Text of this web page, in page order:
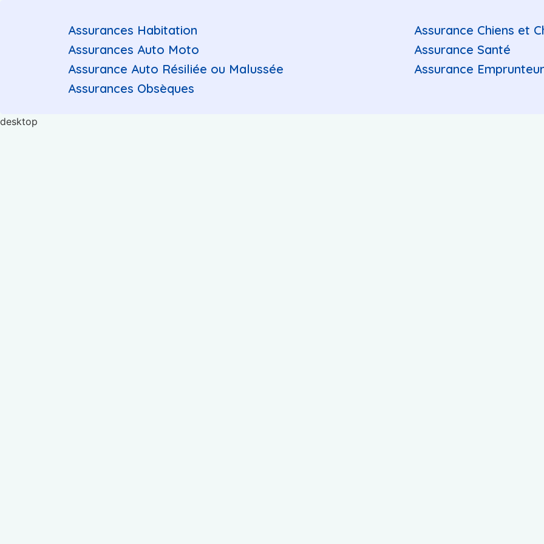
Assurances Habitation
Assurances Auto Moto
Assurance Auto Résiliée ou Malussée
Assurances Obsèques
Assurance Chiens et
Assurance Santé
Assurance Emprunteur